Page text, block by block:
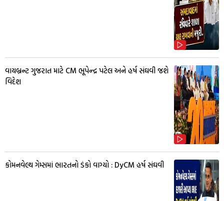
વાયબ્રન્ટ ગુજરાત માટે CM ભૂપેન્દ્ર પટેલ અને હર્ષ સંઘવી જશે
વિદેશ
કોમનવેલ્થ ગેમ્સમાં ભારતનો ડંકો વાગ્યો : DyCM હર્ષ સંઘવી